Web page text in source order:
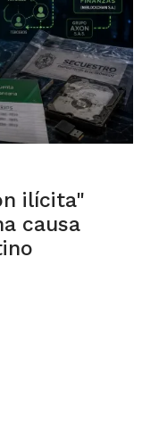
ilícita"
causa